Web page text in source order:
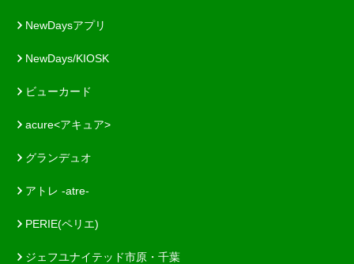
NewDaysアプリ
NewDays/KIOSK
ビューカード
acure<アキュア>
グランデュオ
アトレ -atre-
PERIE(ペリエ)
ジェフユナイテッド市原・千葉